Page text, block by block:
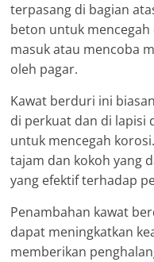
terpasang di bagian
beton untuk
masuk atau mencoba
oleh pagar.
Kawat berduri ini
di perkuat dan di lapisi
untuk mencegah
tajam dan kokoh yang
yang efektif terhadap
Penambahan kawat
dapat meningkatkan
memberikan